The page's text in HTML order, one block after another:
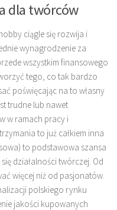
dla twórców
ciągle się rozwija i
wynagrodzenie za
wszystkim finansowego
tego, co tak bardzo
poświęcając na to własny
trudne lub nawet
w ramach pracy i
to już całkiem inna
to podstawowa szansa
działalności twórczej. Od
więcej niż od pasjonatów.
polskiego rynku
jakości kupowanych